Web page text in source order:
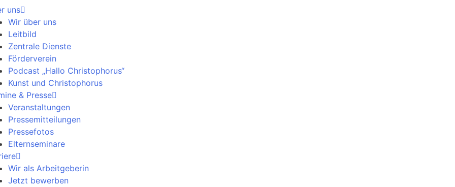
uns
Wir über uns
Leitbild
Zentrale Dienste
Förderverein
Podcast „Hallo Christophorus“
Kunst und Christophorus
& Presse
Veranstaltungen
Pressemitteilungen
Pressefotos
Elternseminare
Wir als Arbeitgeberin
Jetzt bewerben